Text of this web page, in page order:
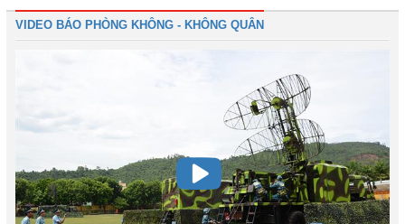
VIDEO BÁO PHÒNG KHÔNG - KHÔNG QUÂN